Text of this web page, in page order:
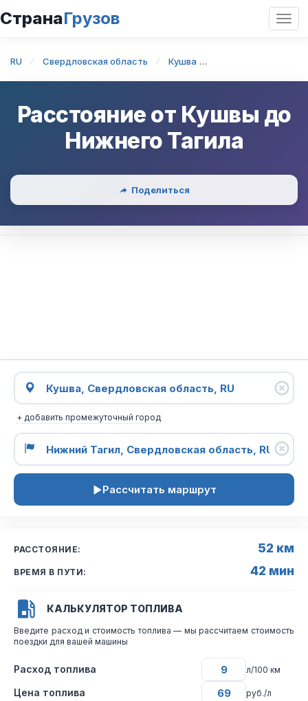
СтранаГрузов
RU Свердловская область Кушва
Расстояние от Кушвы до
Нижнего Тагила
Поделиться
+ добавить промежуточный город
Рассчитать маршрут
РАССТОЯНИЕ: 52 км
ВРЕМЯ В ПУТИ: 42 мин
КАЛЬКУЛЯТОР ТОПЛИВА
Введите расход и стоимость топлива — мы рассчитаем стоимость
поездки для вашей машины
Расход топлива л/100 км
Цена топлива руб./л